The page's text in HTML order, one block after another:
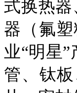
式换热
器（氟
业“明星
管、钛